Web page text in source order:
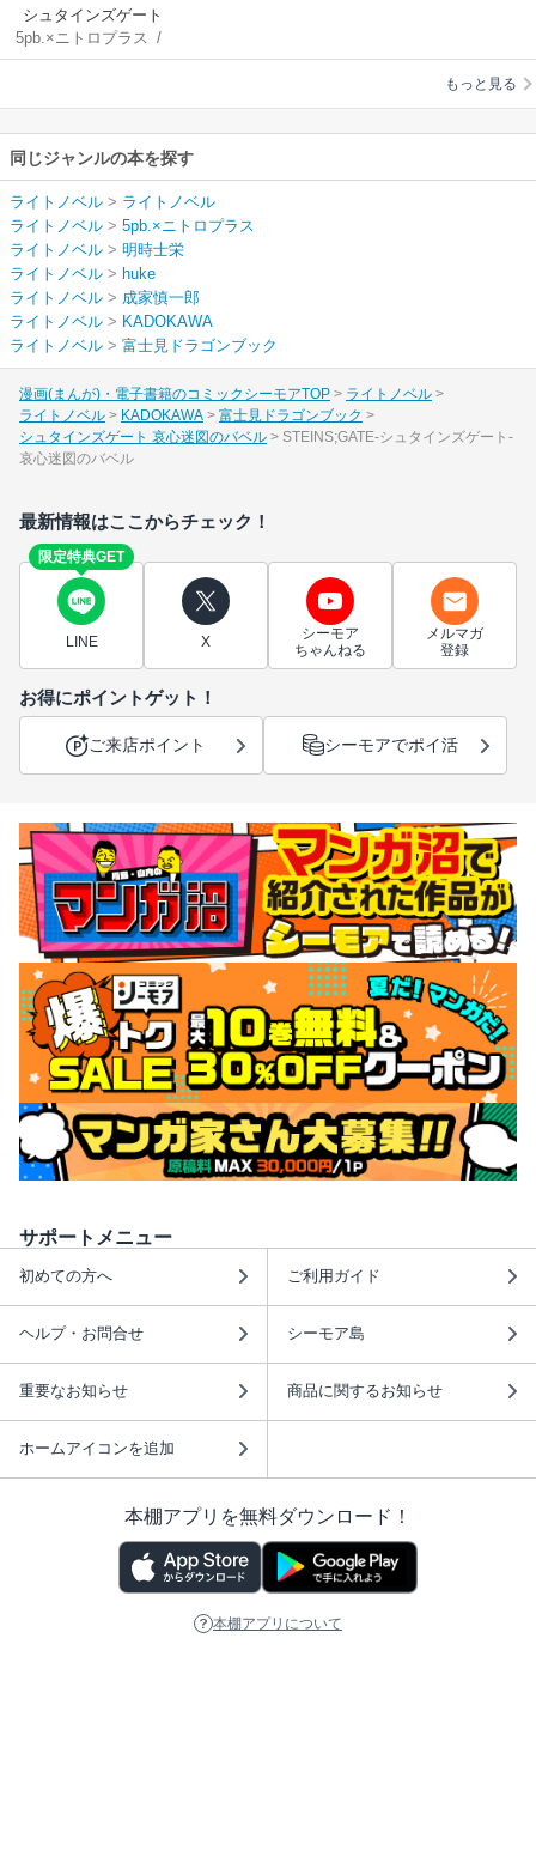
シュタインズゲート
哀心迷図のバベル
5pb.×ニトロプラス /
明時士栄/huke/成
もっと見る
同じジャンルの本を探す
ライトノベル > ライトノベル
ライトノベル > 5pb.×ニトロプラス
ライトノベル > 明時士栄
ライトノベル > huke
ライトノベル > 成家慎一郎
ライトノベル > KADOKAWA
ライトノベル > 富士見ドラゴンブック
漫画(まんが)・電子書籍のコミックシーモアTOP
ライトノベル
ライトノベル
KADOKAWA
富士見ドラゴンブック
シュタインズゲート 哀心迷図のバベル
STEINS;GATE‐シュタインズゲート‐
哀心迷図のバベル
最新情報はここからチェック！
限定特典GET
LINE X
シーモア
ちゃんねる
メルマガ
登録
お得にポイントゲット！
ご来店ポイント シーモアでポイ活
サポートメニュー
初めての方へ ご利用ガイド
ヘルプ・お問合せ シーモア島
重要なお知らせ 商品に関するお知らせ
ホームアイコンを追加
本棚アプリを無料ダウンロード！
本棚アプリについて